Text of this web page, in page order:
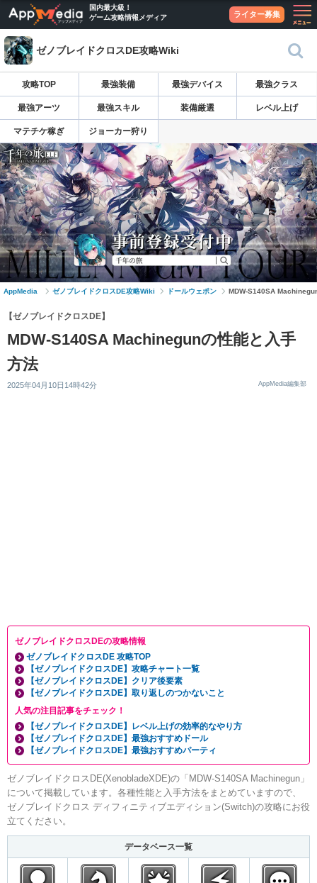
国内最大級！
ゲーム攻略情報メディア
ライター募集
ゼノブレイドクロスDE攻略Wiki
攻略TOP 最強装備 最強デバイス 最強クラス
最強アーツ 最強スキル 装備厳選 レベル上げ
マテチケ稼ぎ ジョーカー狩り
AppMedia ゼノブレイドクロスDE攻略Wiki ドールウェポン MDW-S140SA
【ゼノブレイドクロスDE】
MDW-S140SA Machinegunの性能と入手
方法
2025年04月10日14時42分 AppMedia編集部
ゼノブレイドクロスDEの攻略情報
ゼノブレイドクロスDE 攻略TOP
【ゼノブレイドクロスDE】攻略チャート一覧
【ゼノブレイドクロスDE】クリア後要素
【ゼノブレイドクロスDE】取り返しのつかないこと
人気の注目記事をチェック！
【ゼノブレイドクロスDE】レベル上げの効率的なやり方
【ゼノブレイドクロスDE】最強おすすめドール
【ゼノブレイドクロスDE】最強おすすめパーティ
ゼノブレイドクロスDE(XenobladeXDE)の「MDW-S140SA Machinegun」
について掲載しています。各種性能と入手方法をまとめていますので、
ゼノブレイドクロス ディフィニティブエディション(Switch)の攻略にお役
立てください。
データベース一覧